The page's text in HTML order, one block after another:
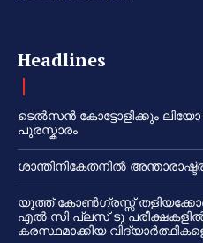
Headlines
ടെൽസൻ കോട്ടോളിക്കും
പുരസ്കാരം
ശാന്തിനികേതനിൽ
യൂത്ത് കോൺഗ്രസ്സ്
എൽ സി പ്ലസ് ടു പരീക്ഷകളിൽ
കരസ്ഥമാക്കിയ